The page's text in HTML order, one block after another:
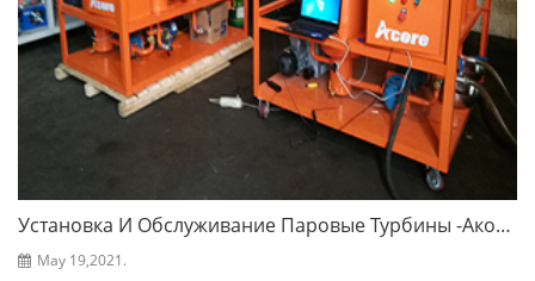
Установка И Обслуживание Паровые Турбины -акор Очистители Нефти
May 19,2021.